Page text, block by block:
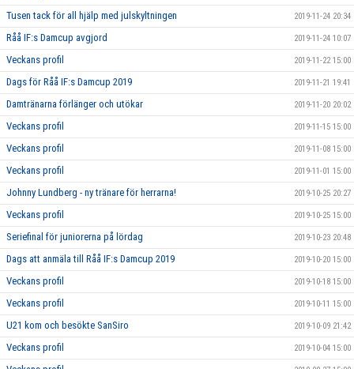
Tusen tack för all hjälp med julskyltningen 2019-11-24 20:34
Råå IF:s Damcup avgjord 2019-11-24 10:07
Veckans profil 2019-11-22 15:00
Dags för Råå IF:s Damcup 2019 2019-11-21 19:41
Damtränarna förlänger och utökar 2019-11-20 20:02
Veckans profil 2019-11-15 15:00
Veckans profil 2019-11-08 15:00
Veckans profil 2019-11-01 15:00
Johnny Lundberg - ny tränare för herrarna! 2019-10-25 20:27
Veckans profil 2019-10-25 15:00
Seriefinal för juniorerna på lördag 2019-10-23 20:48
Dags att anmäla till Råå IF:s Damcup 2019 2019-10-20 15:00
Veckans profil 2019-10-18 15:00
Veckans profil 2019-10-11 15:00
U21 kom och besökte SanSiro 2019-10-09 21:42
Veckans profil 2019-10-04 15:00